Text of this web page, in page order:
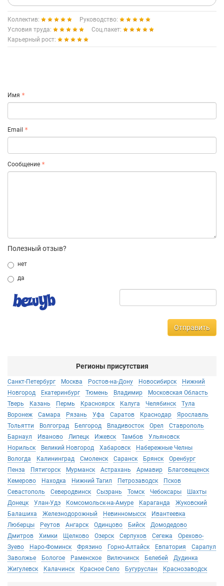
Коллектив:
Руководство:
Условия труда:
Соц.пакет:
Карьерный рост:
Имя
Email
Сообщение
Полезный отзыв?
нет
да
Отправить
Регионы присутствия
Санкт-Петербург Москва Ростов-на-Дону Новосибирск
Нижний
Новгород
Екатеринбург Тюмень Владимир
Московская Область
Тверь
Казань Пермь Красноярск Калуга Челябинск
Тула
Воронеж
Самара Рязань Уфа Саратов Краснодар
Ярославль
Тольятти
Волгоград Белгород Владивосток Орел
Ставрополь
Барнаул
Иваново Липецк Ижевск Тамбов
Ульяновск
Норильск
Великий Новгород Хабаровск
Набережные Челны
Вологда
Калининград Смоленск Саранск Брянск
Оренбург
Пенза
Пятигорск Мурманск Астрахань Армавир
Благовещенск
Кемерово
Находка Нижний Тагил Петрозаводск
Псков
Севастополь
Северодвинск Сызрань Томск Чебоксары
Шахты
Донецк
Улан-Удэ Комсомольск-на-Амуре Караганда
Жуковский
Балашиха
Железнодорожный Невинномысск
Ивантеевка
Люберцы
Реутов Ангарск Одинцово Бийск
Домодедово
Дмитров
Химки Щелково Озерск Серпухов Сегежа
Орехово-
Зуево
Наро-Фоминск Фрязино Горно-Алтайск Евпатория
Сарапул
Заволжье
Бологое Раменское Вилючинск Белебей
Дудинка
Жигулевск
Калачинск Красное Село Бугуруслан Краснозаводск